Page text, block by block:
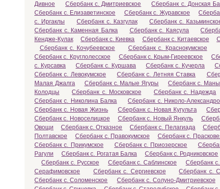
Дивное
Сбербанк с. Дмитриевское
Сбербанк с. Донская
Сбербанк с. Елизаветинское
Сбербанк с. Журавское
с. Иргаклы
Сбербанк с. Казгулак
Сбербанк с.
Сбербанк с. Каменная Балка
Сбербанк с. Каясула
Кендже-Кулак
Сбербанк с. Киевка Сбербанк с. Китаевское
Сбербанк с. Кочубеевское
Сбербанк с. Краснокумское
Сбербанк с. Круглолесское
Сбербанк с. Крым-Гиреевское
с. Курсавка
Сбербанк с. Куршава Сбербанк с. Кучерла
Сбербанк с. Левокумское
Сбербанк с. Летняя Ставка
Малая Джалга
Сбербанк с. Малые Ягуры
Сбербанк с.
Колодцы
Сбербанк с. Московское
Сбербанк с. Надежда
Сбербанк с. Николина Балка
Сбербанк с. Николо-
Сбербанк с. Новая Жизнь
Сбербанк с. Новая Кугульта
Сбербанк с. Новоселицкое
Сбербанк с. Новый Янкуль
Овощи
Сбербанк с. Отказное Сбербанк с. Пелагиада
Полтавское
Сбербанк с. Правокумское
Сбербанк с.
Сбербанк с. Прикумское
Сбербанк с. Приозерское
Рагули
Сбербанк с. Рогатая Балка
Сбербанк с. Родниковское
Сбербанк с. Русское
Сбербанк с. Саблинское
Сбербанк
Серафимовское
Сбербанк с. Сергиевское
Сбербанк с.
Сбербанк с. Соломенское
Сбербанк с. Солуно-Дмитриевское